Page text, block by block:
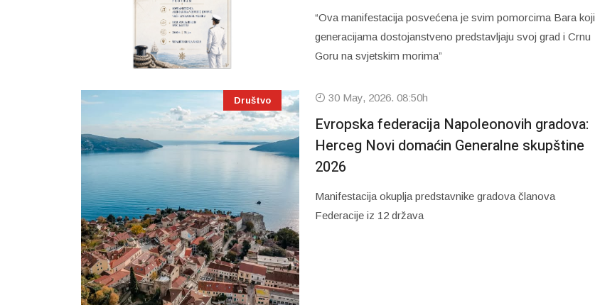
“Ova manifestacija posvećena je svim pomorcima Bara koji
generacijama dostojanstveno predstavljaju svoj grad i Crnu
Goru na svjetskim morima”
Društvo 30 May, 2026. 08:50h
Evropska federacija Napoleonovih gradova:
Herceg Novi domaćin Generalne skupštine
2026
Manifestacija okuplja predstavnike gradova članova
Federacije iz 12 država